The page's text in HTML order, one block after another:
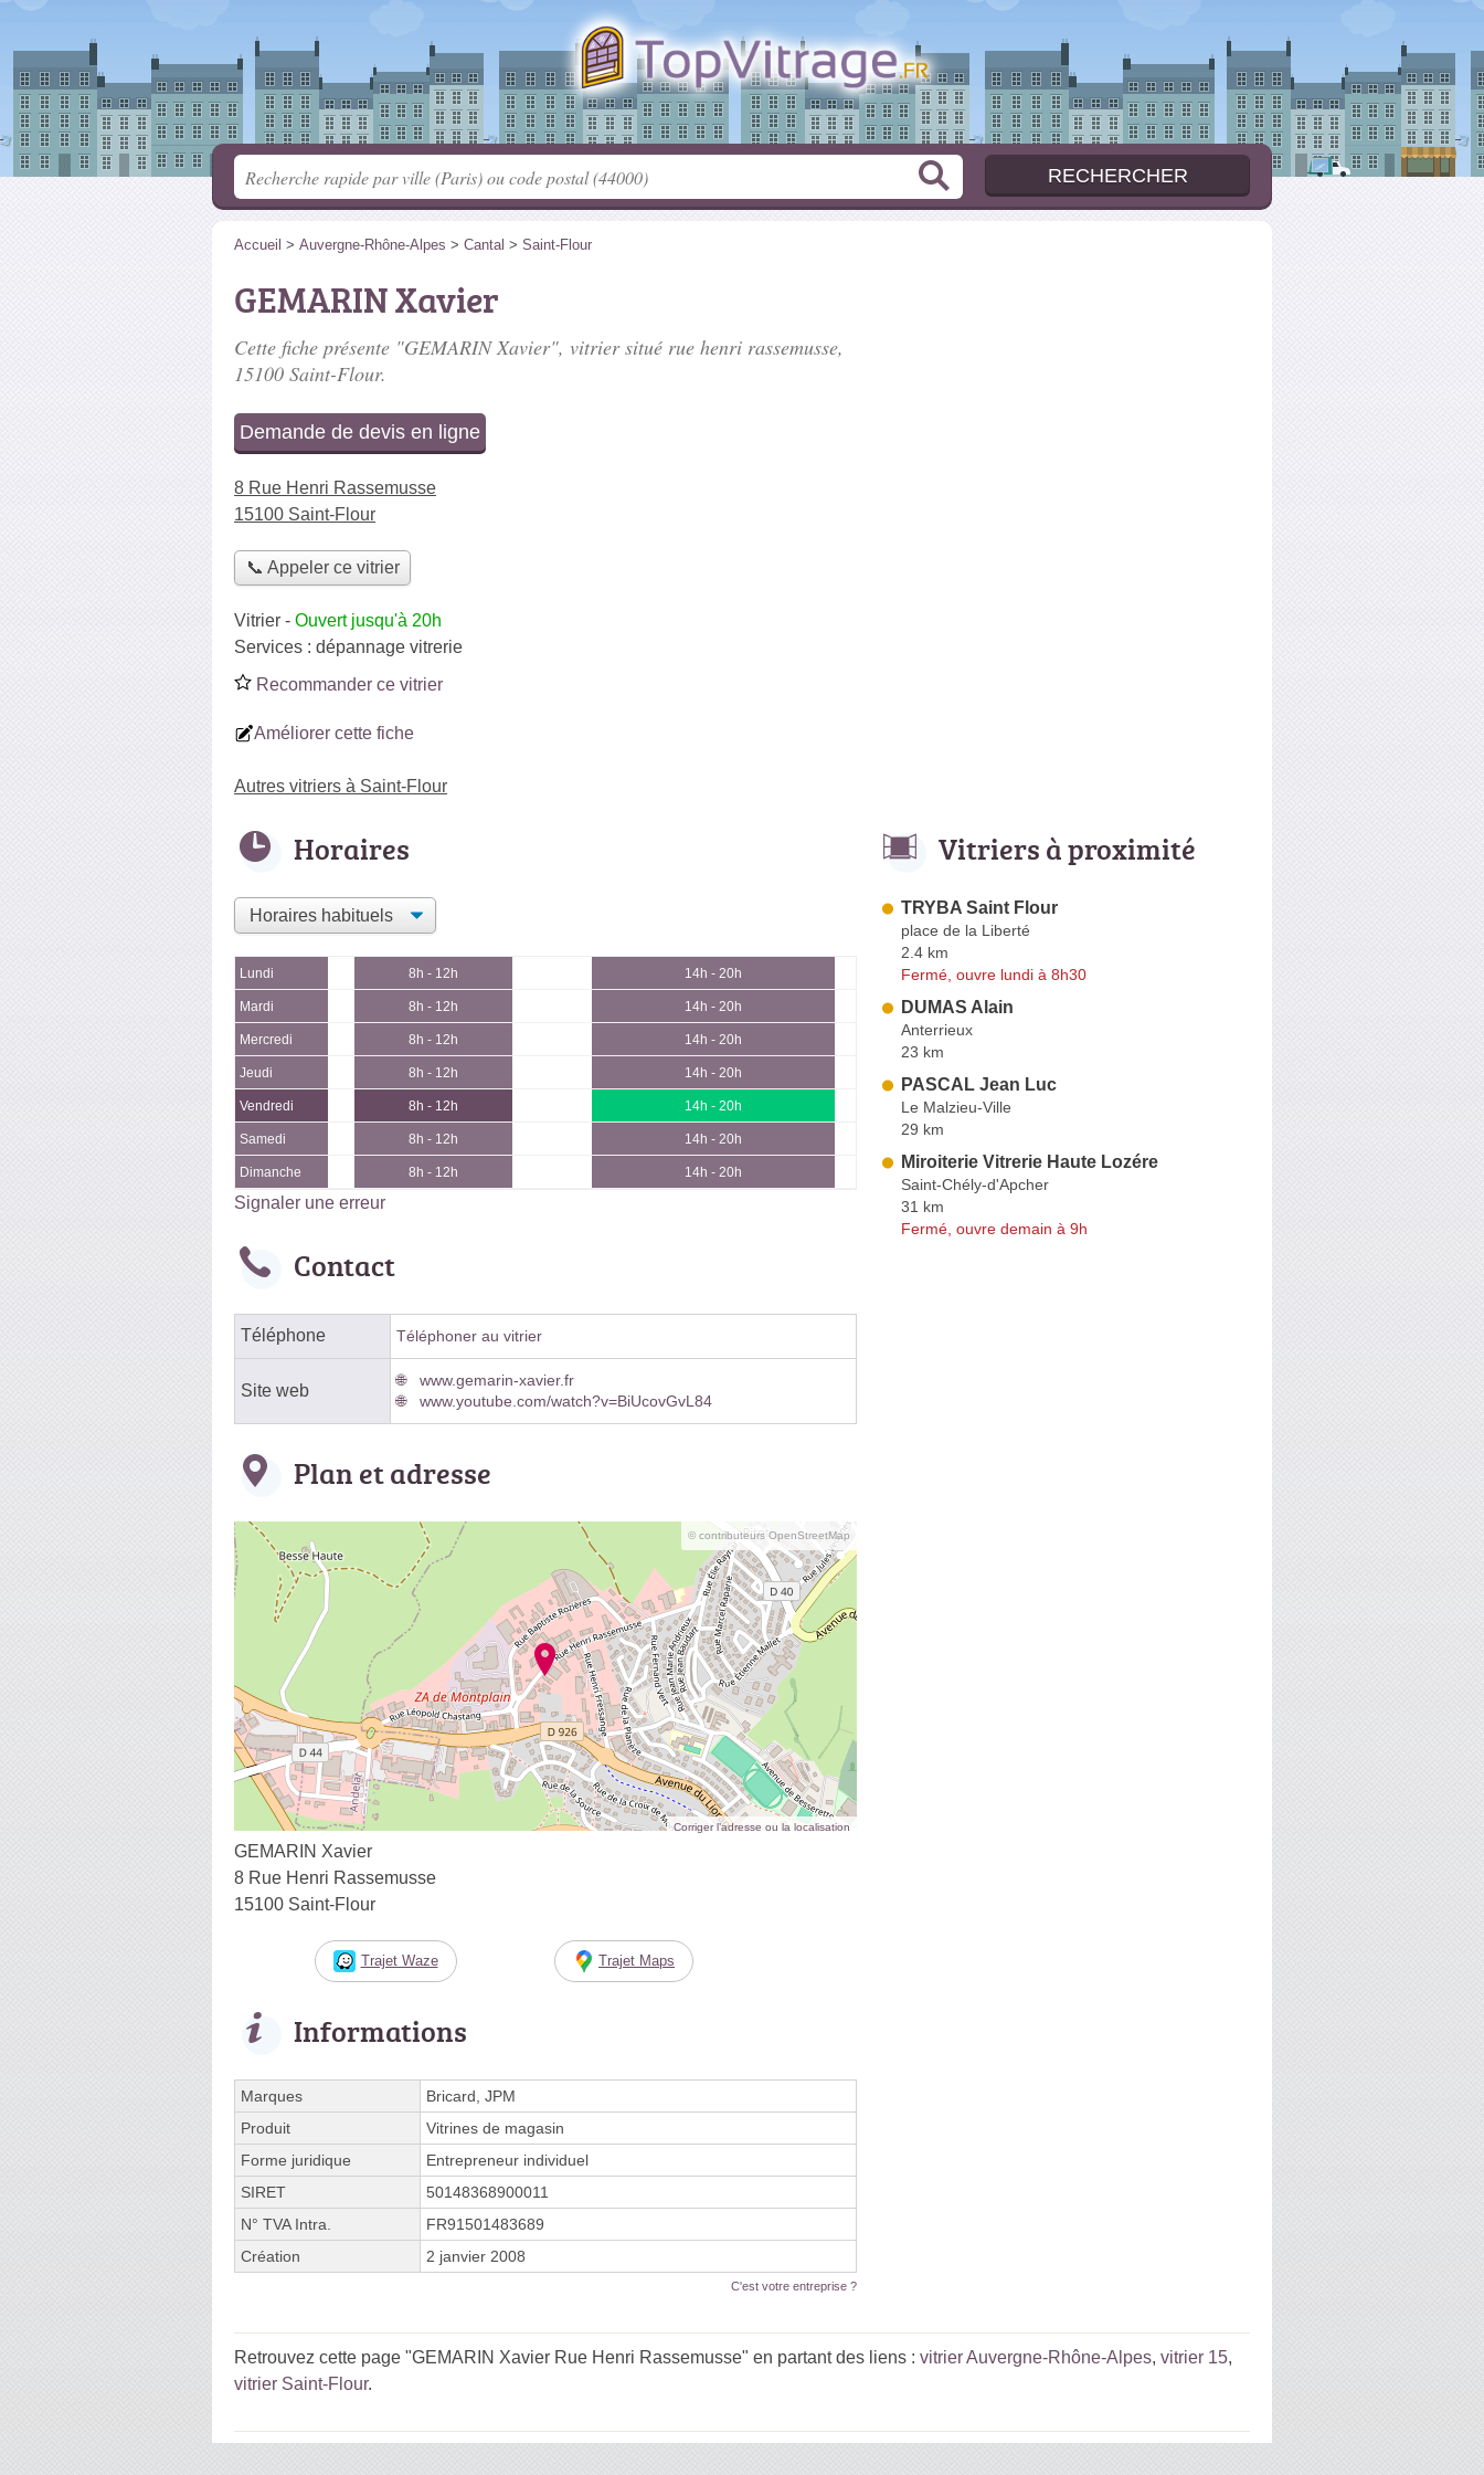
Accueil > Auvergne-Rhône-Alpes > Cantal > Saint-Flour
GEMARIN Xavier
Cette fiche présente "GEMARIN Xavier", vitrier situé rue henri rassemusse,
15100 Saint-Flour.
Demande de devis en ligne
8 Rue Henri Rassemusse
15100 Saint-Flour
📞 Appeler ce vitrier
Vitrier - Ouvert jusqu'à 20h
Services : dépannage vitrerie
Recommander ce vitrier
Améliorer cette fiche
Autres vitriers à Saint-Flour
Horaires
Lundi 8h - 12h 14h - 20h
Mardi 8h - 12h 14h - 20h
Mercredi 8h - 12h 14h - 20h
Jeudi 8h - 12h 14h - 20h
Vendredi 8h - 12h 14h - 20h
Samedi 8h - 12h 14h - 20h
Dimanche 8h - 12h 14h - 20h
Signaler une erreur
Contact
Téléphone Téléphoner au vitrier
Site web
www.gemarin-xavier.fr
www.youtube.com/watch?v=BiUcovGvL84
Plan et adresse
© contributeurs OpenStreetMap
Corriger l’adresse ou la localisation
GEMARIN Xavier
8 Rue Henri Rassemusse
15100 Saint-Flour
Trajet Waze Trajet Maps
Informations
Marques
Bricard, JPM
Produit
Vitrines de magasin
Forme juridique
Entrepreneur individuel
SIRET
50148368900011
N° TVA Intra.
FR91501483689
Création
2 janvier 2008
C'est votre entreprise ?
Vitriers à proximité
TRYBA Saint Flour
place de la Liberté
2.4 km
Fermé, ouvre lundi à 8h30
DUMAS Alain
Anterrieux
23 km
PASCAL Jean Luc
Le Malzieu-Ville
29 km
Miroiterie Vitrerie Haute Lozére
Saint-Chély-d'Apcher
31 km
Fermé, ouvre demain à 9h
Retrouvez cette page "GEMARIN Xavier Rue Henri Rassemusse" en partant des liens : vitrier Auvergne-Rhône-Alpes, vitrier 15,
vitrier Saint-Flour.